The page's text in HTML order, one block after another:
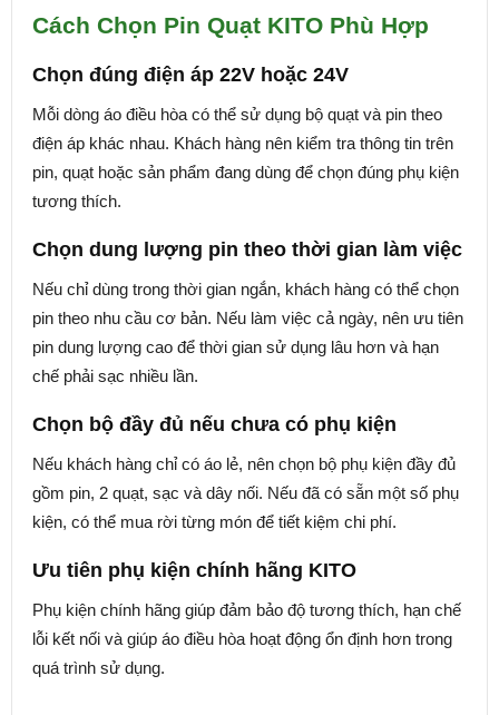
Cách Chọn Pin Quạt KITO Phù Hợp
Chọn đúng điện áp 22V hoặc 24V
Mỗi dòng áo điều hòa có thể sử dụng bộ quạt và pin theo
điện áp khác nhau. Khách hàng nên kiểm tra thông tin trên
pin, quạt hoặc sản phẩm đang dùng để chọn đúng phụ kiện
tương thích.
Chọn dung lượng pin theo thời gian làm việc
Nếu chỉ dùng trong thời gian ngắn, khách hàng có thể chọn
pin theo nhu cầu cơ bản. Nếu làm việc cả ngày, nên ưu tiên
pin dung lượng cao để thời gian sử dụng lâu hơn và hạn
chế phải sạc nhiều lần.
Chọn bộ đầy đủ nếu chưa có phụ kiện
Nếu khách hàng chỉ có áo lẻ, nên chọn bộ phụ kiện đầy đủ
gồm pin, 2 quạt, sạc và dây nối. Nếu đã có sẵn một số phụ
kiện, có thể mua rời từng món để tiết kiệm chi phí.
Ưu tiên phụ kiện chính hãng KITO
Phụ kiện chính hãng giúp đảm bảo độ tương thích, hạn chế
lỗi kết nối và giúp áo điều hòa hoạt động ổn định hơn trong
quá trình sử dụng.